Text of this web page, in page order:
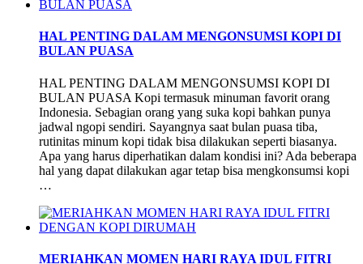
HAL PENTING DALAM MENGONSUMSI KOPI DI
BULAN PUASA
HAL PENTING DALAM MENGONSUMSI KOPI DI
BULAN PUASA Kopi termasuk minuman favorit orang
Indonesia. Sebagian orang yang suka kopi bahkan punya
jadwal ngopi sendiri. Sayangnya saat bulan puasa tiba,
rutinitas minum kopi tidak bisa dilakukan seperti biasanya.
Apa yang harus diperhatikan dalam kondisi ini? Ada beberapa
hal yang dapat dilakukan agar tetap bisa mengkonsumsi kopi
…
MERIAHKAN MOMEN HARI RAYA IDUL FITRI